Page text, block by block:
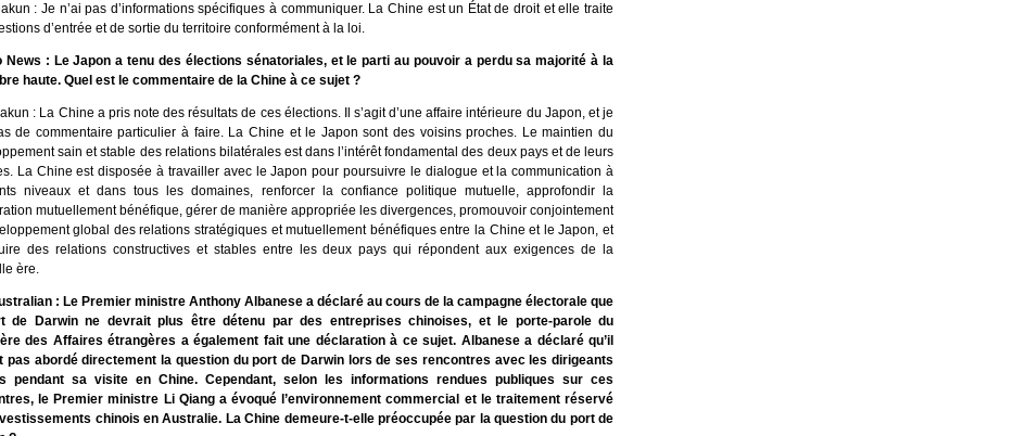
: Je n’ai pas d’informations spécifiques à communiquer. La Chine est un État de droit et elle traite
d’entrée et de sortie du territoire conformément à la loi.
News : Le Japon a tenu des élections sénatoriales, et le parti au pouvoir a perdu sa majorité à la
haute. Quel est le commentaire de la Chine à ce sujet ?
: La Chine a pris note des résultats de ces élections. Il s’agit d’une affaire intérieure du Japon, et je
de commentaire particulier à faire. La Chine et le Japon sont des voisins proches. Le maintien du
sain et stable des relations bilatérales est dans l’intérêt fondamental des deux pays et de leurs
La Chine est disposée à travailler avec le Japon pour poursuivre le dialogue et la communication à
niveaux et dans tous les domaines, renforcer la confiance politique mutuelle, approfondir la
mutuellement bénéfique, gérer de manière appropriée les divergences, promouvoir conjointement
global des relations stratégiques et mutuellement bénéfiques entre la Chine et le Japon, et
des relations constructives et stables entre les deux pays qui répondent aux exigences de la
ère.
: Le Premier ministre Anthony Albanese a déclaré au cours de la campagne électorale que
de Darwin ne devrait plus être détenu par des entreprises chinoises, et le porte-parole du
des Affaires étrangères a également fait une déclaration à ce sujet. Albanese a déclaré qu’il
pas abordé directement la question du port de Darwin lors de ses rencontres avec les dirigeants
pendant sa visite en Chine. Cependant, selon les informations rendues publiques sur ces
le Premier ministre Li Qiang a évoqué l’environnement commercial et le traitement réservé
chinois en Australie. La Chine demeure-t-elle préoccupée par la question du port de